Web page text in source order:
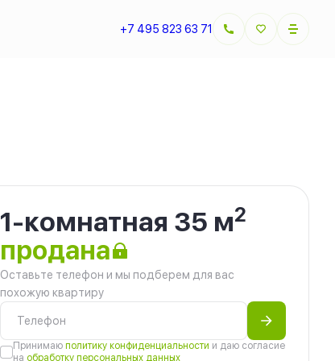
+7 495 823 63 71
1-комнатная 35 м2
продана
Оставьте телефон и мы подберем для вас
похожую квартиру
Принимаю политику конфиденциальности и даю согласие
на обработку персональных данных